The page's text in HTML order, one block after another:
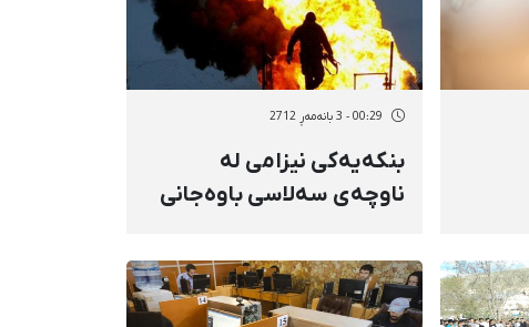
00:29 - 3 بانەمەڕ 2712
بنكەیەكی نیزامی لە
ناوچەی سەلاسی باوەجانی